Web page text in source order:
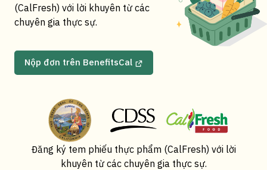
(CalFresh) với lời khuyên từ các
chuyên gia thực sự.
Nộp đơn trên BenefitsCal
Đăng ký tem phiếu thực phẩm (CalFresh) với lời
khuyên từ các chuyên gia thực sự.